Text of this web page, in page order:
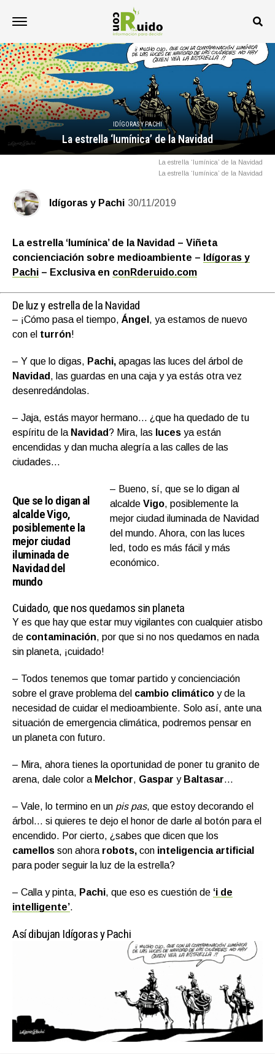
IDÍGORAS Y PACHI
La estrella ‘lumínica’ de la Navidad
La estrella ‘lumínica’ de la Navidad
La estrella ‘lumínica’ de la Navidad
Idígoras y Pachi 30/11/2019
La estrella ‘lumínica’ de la Navidad – Viñeta
concienciación sobre medioambiente – Idígoras y
Pachi – Exclusiva en conRderuido.com
De luz y estrella de la Navidad
– ¡Cómo pasa el tiempo, Ángel , ya estamos de nuevo
con el turrón!
– Y que lo digas, Pachi, apagas las luces del árbol de
Navidad , las guardas en una caja y ya estás otra vez
desenredándolas.
– Jaja, estás mayor hermano… ¿que ha quedado de tu
espíritu de la Navidad ? Mira, las luces ya están
encendidas y dan mucha alegría a las calles de las
ciudades…
Que se lo digan al
alcalde Vigo,
posiblemente la
mejor ciudad
iluminada de
Navidad del
mundo
– Bueno, sí, que se lo digan al
alcaldeVigo, posiblemente la
mejor ciudad iluminada de Navidad
del mundo. Ahora, con las luces
led, todo es más fácil y más
económico.
Cuidado, que nos quedamos sin planeta
Y es que hay que estar muy vigilantes con cualquier atisbo
de contaminación, por que si no nos quedamos en nada
sin planeta, ¡cuidado!
– Todos tenemos que tomar partido y concienciación
sobre el grave problema del cambio climático y de la
necesidad de cuidar el medioambiente. Solo así, ante una
situación de emergencia climática, podremos pensar en
un planeta con futuro.
– Mira, ahora tienes la oportunidad de poner tu granito de
arena, dale color a Melchor, Gaspar yBaltasar…
– Vale, lo termino en un pis pas, que estoy decorando el
árbol… si quieres te dejo el honor de darle al botón para el
encendido. Por cierto, ¿sabes que dicen que los
camellos son ahora robots, con inteligencia artificial
para poder seguir la luz de la estrella?
– Calla y pinta, Pachi, que eso es cuestión de ‘i de
intelligente’.
Así dibujan Idígoras y Pachi